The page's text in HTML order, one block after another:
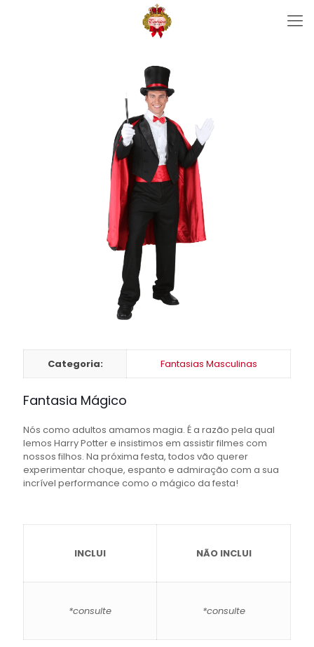
Categoria: Fantasias Masculinas
Fantasia Mágico
Nós como adultos amamos magia. É a razão pela qual
lemos Harry Potter e insistimos em assistir filmes com
nossos filhos. Na próxima festa, todos vão querer
experimentar choque, espanto e admiração com a sua
incrível performance como o mágico da festa!
INCLUI NÃO INCLUI
*consulte *consulte